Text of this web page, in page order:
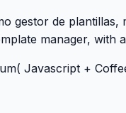
gestor de plantillas,
manager, with
Javascript +